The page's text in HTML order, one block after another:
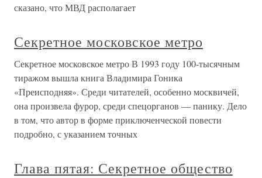
сказано, что МВД располагает
Секретное московское метро
Секретное московское метро В 1993 году 100-тысячным
тиражом вышла книга Владимира Гоника
«Преисподняя». Среди читателей, особенно москвичей,
она произвела фурор, среди спецорганов — панику. Дело
в том, что автор в форме приключенческой повести
подробно, с указанием точных
Глава пятая: Секретное общество